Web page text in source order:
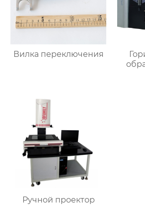
Вилка переключения
Ручной проектор